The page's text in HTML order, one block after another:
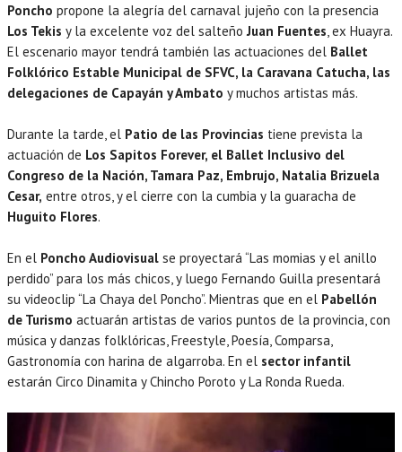
Poncho propone la alegría del carnaval jujeño con la presencia
Los Tekis y la excelente voz del salteño Juan Fuentes , ex Huayra.
El escenario mayor tendrá también las actuaciones del Ballet
Folklórico Estable Municipal de SFVC, la Caravana Catucha, las
delegaciones de Capayán y Ambato y muchos artistas más.
Durante la tarde, el Patio de las Provincias tiene prevista la
actuación de Los Sapitos Forever, el Ballet Inclusivo del
Congreso de la Nación, Tamara Paz, Embrujo, Natalia Brizuela
Cesar, entre otros, y el cierre con la cumbia y la guaracha de
Huguito Flores.
En el Poncho Audiovisual se proyectará “Las momias y el anillo
perdido” para los más chicos, y luego Fernando Guilla presentará
su videoclip “La Chaya del Poncho”. Mientras que en el Pabellón
de Turismo actuarán artistas de varios puntos de la provincia, con
música y danzas folklóricas, Freestyle, Poesía, Comparsa,
Gastronomía con harina de algarroba. En el sector infantil
estarán Circo Dinamita y Chincho Poroto y La Ronda Rueda.